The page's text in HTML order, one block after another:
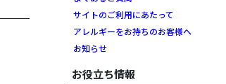
サイトのご利用にあたって
アレルギーをお持ちのお客様へ
お知らせ
お役立ち情報